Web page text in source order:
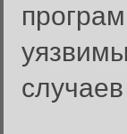
Вход в систему
Имя